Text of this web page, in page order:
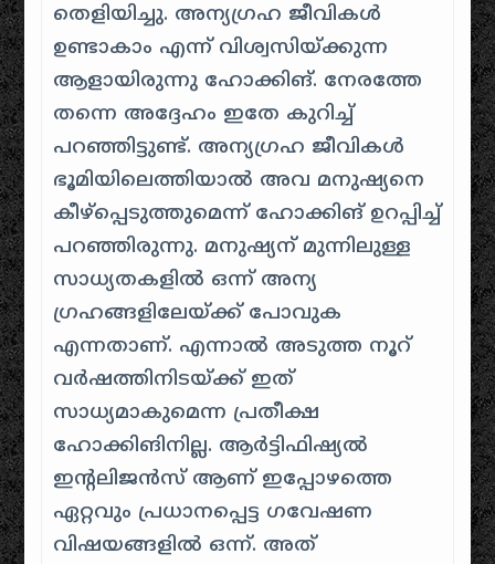
തെളിയിച്ചു. അന്യഗ്രഹ ജീവികള്‍
ഉണ്ടാകാം എന്ന് വിശ്വസിയ്ക്കുന്ന
ആളായിരുന്നു ഹോക്കിങ്. നേരത്തേ
തന്നെ അദ്ദേഹം ഇതേ കുറിച്ച്
പറഞ്ഞിട്ടുണ്ട്. അന്യഗ്രഹ ജീവികള്‍
ഭൂമിയിലെത്തിയാല്‍ അവ മനുഷ്യനെ
കീഴ്‌പ്പെടുത്തുമെന്ന് ഹോക്കിങ് ഉറപ്പിച്ച്
പറഞ്ഞിരുന്നു. മനുഷ്യന് മുന്നിലുള്ള
സാധ്യതകളില്‍ ഒന്ന് അന്യ
ഗ്രഹങ്ങളിലേയ്ക്ക് പോവുക
എന്നതാണ്. എന്നാല്‍ അടുത്ത നൂറ്
വര്‍ഷത്തിനിടയ്ക്ക് ഇത്
സാധ്യമാകുമെന്ന പ്രതീക്ഷ
ഹോക്കിങിനില്ല. ആര്‍ട്ടിഫിഷ്യല്‍
ഇന്റലിജന്‍സ് ആണ് ഇപ്പോഴത്തെ
ഏറ്റവും പ്രധാനപ്പെട്ട ഗവേഷണ
വിഷയങ്ങളില്‍ ഒന്ന്. അത്